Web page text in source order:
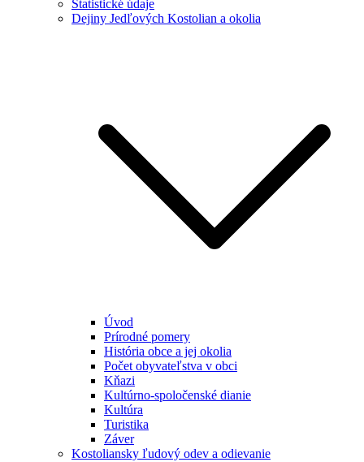
Štatistické údaje
Dejiny Jedľových Kostolian a okolia
Úvod
Prírodné pomery
História obce a jej okolia
Počet obyvateľstva v obci
Kňazi
Kultúrno-spoločenské dianie
Kultúra
Turistika
Záver
Kostoliansky ľudový odev a odievanie